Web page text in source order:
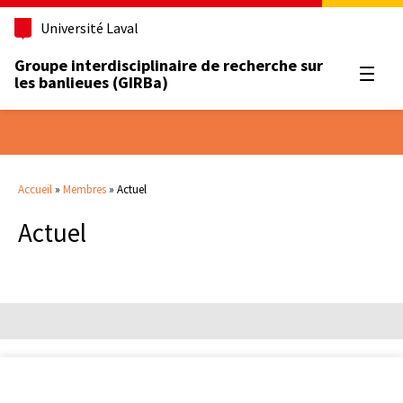
Université Laval
Groupe interdisciplinaire de recherche sur
les banlieues (GIRBa)
Accueil » Membres » Actuel
Actuel